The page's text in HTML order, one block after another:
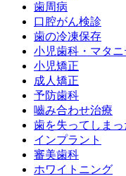
歯周病
口腔がん検診
歯の冷凍保存
小児歯科・マタ
小児矯正
成人矯正
予防歯科
嚙み合わせ治療
歯を失ってしま
インプラント
審美歯科
ホワイトニング